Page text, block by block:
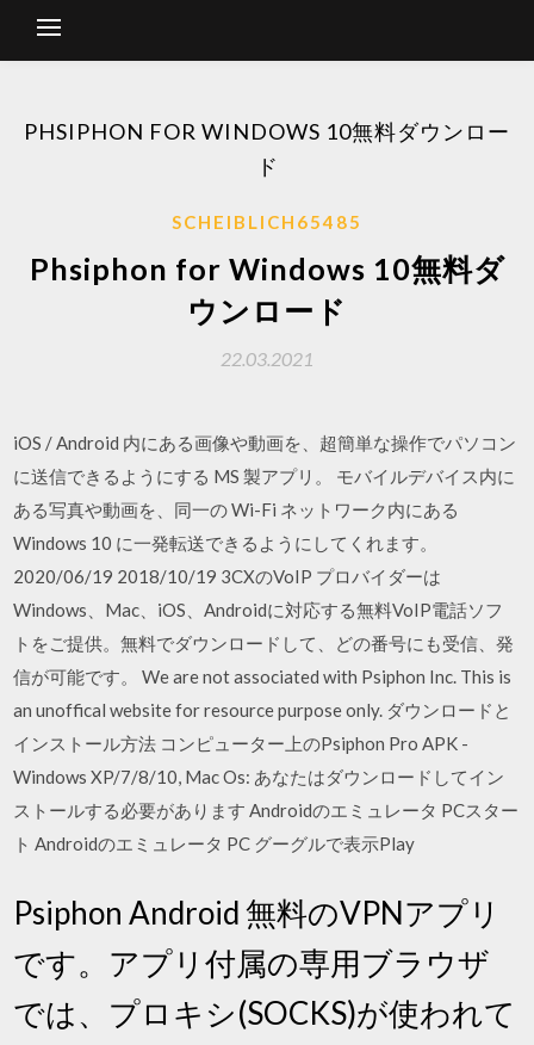
PHSIPHON FOR WINDOWS 10無料ダウンロー
ド
SCHEIBLICH65485
Phsiphon for Windows 10無料ダ
ウンロード
22.03.2021
iOS / Android 内にある画像や動画を、超簡単な操作でパソコン
に送信できるようにする MS 製アプリ。 モバイルデバイス内に
ある写真や動画を、同一の Wi-Fi ネットワーク内にある
Windows 10 に一発転送できるようにしてくれます。
2020/06/19 2018/10/19 3CXのVoIP プロバイダーは
Windows、Mac、iOS、Androidに対応する無料VoIP電話ソフ
トをご提供。無料でダウンロードして、どの番号にも受信、発
信が可能です。 We are not associated with Psiphon Inc. This is
an unoffical website for resource purpose only. ダウンロードと
インストール方法 コンピューター上のPsiphon Pro APK -
Windows XP/7/8/10, Mac Os: あなたはダウンロードしてイン
ストールする必要があります Androidのエミュレータ PCスター
ト Androidのエミュレータ PC グーグルで表示Play
Psiphon Android 無料のVPNアプリ
です。アプリ付属の専用ブラウザ
では、プロキシ(SOCKS)が使われて